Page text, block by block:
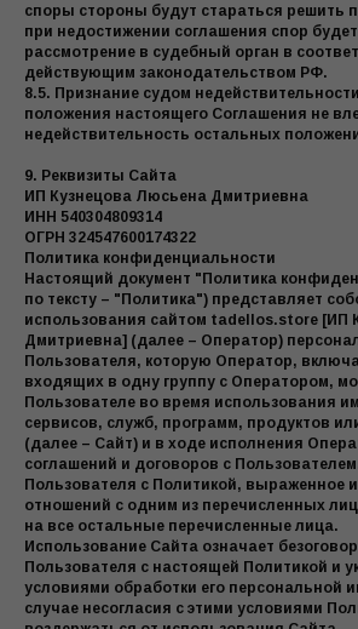
споры стороны будут стараться решить
при недостижении соглашения спор
рассмотрение в судебный орган в
действующим законодательством РФ.
8.5. Признание судом
положения настоящего Соглашения не
недействительность остальных
9. Реквизиты Сайта
ИП Кузнецова Люсьена Дмитриевна
ИНН 540304809314
ОГРН 324547600174322
Политика конфиденциальности
Настоящий документ "Политика
по тексту – "Политика") представляет
использования сайтом tadellos.store [ИП
Дмитриевна] (далее – Оператор)
Пользователя, которую Оператор,
входящих в одну группу с Оператором,
Пользователе во время использования
сервисов, служб, программ, продуктов
(далее – Сайт) и в ходе исполнения
соглашений и договоров с
Пользователя с Политикой, выраженное
отношений с одним из перечисленных
на все остальные перечисленные лица.
Использование Сайта означает
Пользователя с настоящей Политикой и
условиями обработки его персональной
случае несогласия с этими условиями